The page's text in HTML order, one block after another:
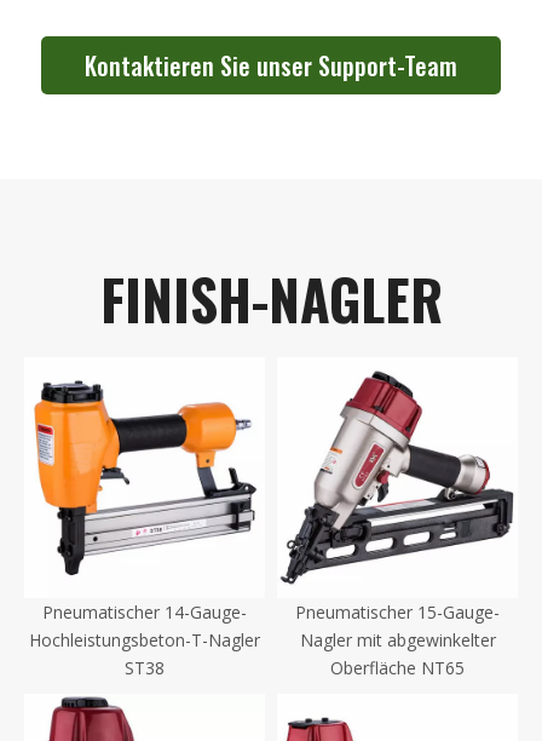
Kontaktieren Sie unser Support-Team
FINISH-NAGLER
Pneumatischer 14-Gauge-
Hochleistungsbeton-T-Nagler
ST38
Pneumatischer 15-Gauge-
Nagler mit abgewinkelter
Oberfläche NT65